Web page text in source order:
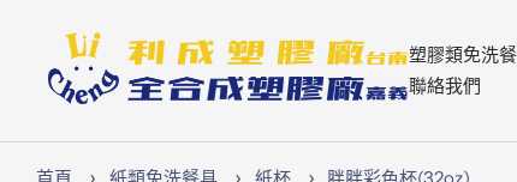
塑膠類免洗
聯絡我們
Lichen74
首頁 紙類免洗餐具 紙杯 胖胖彩色杯(32oz)